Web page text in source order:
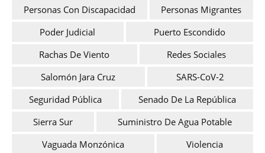
Personas Con Discapacidad
Personas Migrantes
Poder Judicial
Puerto Escondido
Rachas De Viento
Redes Sociales
Salomón Jara Cruz
SARS-CoV-2
Seguridad Pública
Senado De La República
Sierra Sur
Suministro De Agua Potable
Vaguada Monzónica
Violencia